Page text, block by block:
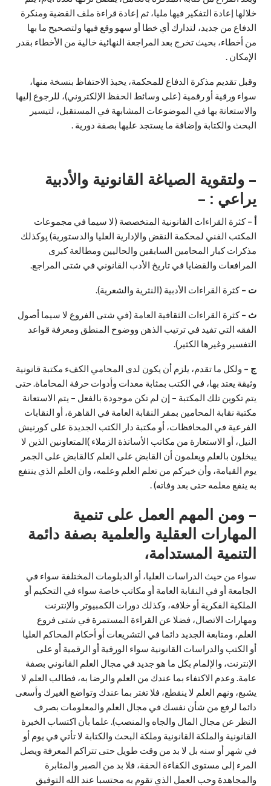
خلالها إعادة التفكير فيها مليا، ثم إعادة قراءة ملف القضية ومنكرة
الدفاع من جديد، لتدارك أي خطا أو سهو وقع فيها ولتصحيح ما بها
من أخطاء، بحيث تخرج بعد المراجعة النهائية خالية من الأخطاء بقدر
الإمكان .
وقبل تقديم مذكرة الدفاع للمحكمة، يحبذ الاحتفاظ بنسخة منها،
سواء ورقية أو رقمية (على وسائط الحفظ الإلكتروني)، للرجوع إليها
والاستعانة بها في الموضوعات المشابهة في المستقبل، لتيسير
البحث والكتابة وإضافة ما يستجد عليها بصفة دورية .
– ولتقوية الصياغة القانونية والأدبية
يراعي : –
أ –كثرة القراءات القانونية المتخصصة (لا سيما في مجموعات
المكتب الفني لمحكمة النقض والإدارية العليا والدستورية) پوكذلك
مذكرات كبار المحامين السابقين والحاليين ومطالعة كبرى
المرافعات والقضايا في تاريخ الأدب القانوني في شتى المراجع.
ت –كثرة القراءات الأدبية (النثرية والشعرية).
ث –كثرة القراءات الثقافية العامة (في شتى الفروع لا سيما أصول
الفقه التي تفيد في ترتيب الذهن ووضوح المنطق ومعرفة قواعد
التفسير وغيرها الكثير).
ج – ولكل ما تقدم، يلزم أن يكون لدى المحامي الكفء مكتبة قانونية
وثيقة يعتد بها، في الكتب بمثابة معدات وأدوات حرفة المحاماة. حتى
يتم تكوين تلك المكتبة – إن لم تكن موجودة بالفعل – يتم الاستعانة
مكتبة نقابة المحامين بمقر النقابة العامة في القاهرة، أو النقابات
الفرعية في المحافظات، أو مكتبة دار الكتب الجديدة على كورنيش
النيل، أو الاستعارة من مكاتب الأساتذة الزملاء )المتعاونين الذين لا
يبخلون بالعلم ويعلمون أن القابض على العلم كالقابض على الجمر
يوم القيامة، وأن خيركم من تعلم العلم وعلمه، وان العلم الذي ينتفع
به ينفع معلمه حتى بعد وفاته) .
– ومن المهم العمل على تنمية
المهارات العقلية والعلمية بصفة دائمة
التنمية المستدامة،
سواء من حيث الدراسات العليا، أو الدبلومات المختلفة سواء في
الجامعة أو في النقابة العامة أو مكاتب خاصة سواء في التحكيم أو
الملكية الفكرية أو خلافه، وكذلك دورات الكمبيوتر والإنترنت
ومهارات الاتصال، فضلا عن القراءة المستمرة في شتى فروع
العلم، ومتابعة الجديد دائما في التشريعات أو أحكام المحاكم العليا
أو الكتب والدراسات القانونية سواء الورقية أو الرقمية أو على
الإنترنت، والإلمام بكل ما هو جديد في مجال العلم القانوني بصفة
عامة. وعدم الاكتفاء بما عندك من العلم والرضا به، فطالب العلم لا
يشبع، ونهم العلم لا ينقطع، فلا تغتر بما عندك وتواضع الغيرك وأسعى
دائما لرفع من شأن نفسك في مجال العلم والمعلومات بصرف
النظر عن مجال المال والجاه والمنصب). علما بأن اكتساب الخبرة
القانونية والملكة القانونية وملكة البحث والكتابة لا تأتي في يوم أو
في شهر أو سنه بل لا بد من وقت طويل حتى تتراكم المعرفة ويصل
المرء إلى مستوى الكفاءة الحقة، فلا بد من الصبر والمثابرة
والمجاهدة وحب العمل الذي تقوم به محتسبا عند الله التوفيق